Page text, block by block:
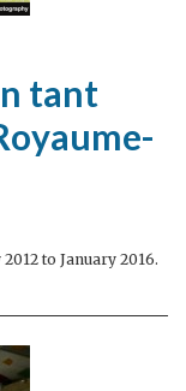
tant
to January 2016.